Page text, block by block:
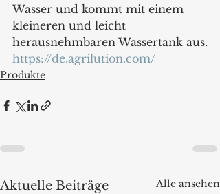
Wasser und kommt mit einem
kleineren und leicht
herausnehmbaren Wassertank aus.
https://de.agrilution.com/
Produkte
Aktuelle Beiträge Alle ansehen